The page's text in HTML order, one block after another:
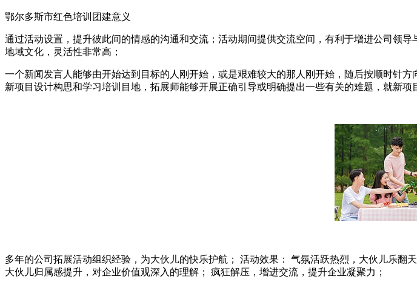
鄂尔多斯市红色培训团建意义
通过活动设置，提升彼此间的情感的沟通和交流；活动期间提供交流空间，有利于增进公司领
地域文化，灵活性非常高；
一个新闻发言人能够由开始达到目标的人刚开始，或是艰难较大的那人刚开始，随后按顺时针
新项目设计构思和学习培训目地，拓展师能够开展正确引导或明确提出一些有关的难题，就新
多年的公司拓展活动组织经验，为大伙儿的快乐护航； 活动效果： 气氛活跃热烈，大伙儿乐翻
大伙儿归属感提升，对企业价值观深入的理解； 疯狂解压，增进交流，提升企业凝聚力；